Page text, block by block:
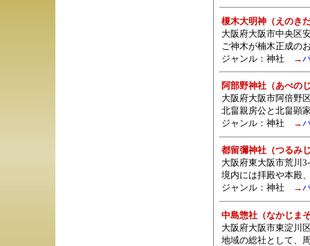
榎木大明神（えのき
大阪府大阪市中央区
ご神木が楠木正成の
ジャンル： 神社 →
阿部野神社（あべの
大阪府大阪市阿倍野
北畠親房公と北畠顕
ジャンル： 神社 →
都留彌神社（つるみ
大阪府東大阪市荒川
境内には拝殿や本殿
ジャンル： 神社 →
中島惣社（なかじま
大阪府大阪市東淀川
地域の総社として、